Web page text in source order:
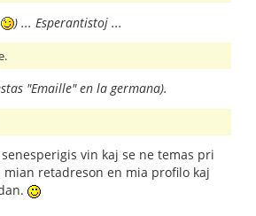
) ... Esperantistoj ...
"Emaille" en la germana).
vin kaj se ne temas pri
retadreson en mia profilo kaj